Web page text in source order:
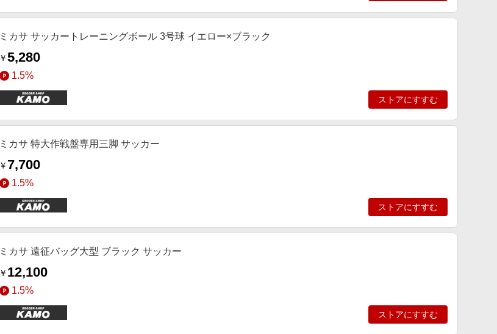
ミカサ サッカートレーニングボール 3号球 イエロー×ブラック
￥5,280
1.5%
ストアにすすむ
ミカサ 特大作戦盤専用三脚 サッカー
￥ 7,700
1.5%
ストアにすすむ
ミカサ 遠征バッグ大型 ブラック サッカー
￥ 12,100
1.5%
ストアにすすむ